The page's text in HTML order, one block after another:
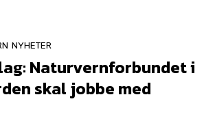
NYHETER
Naturvernforbundet i
skal jobbe med